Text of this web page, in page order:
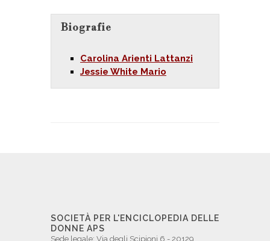
Biografie
Carolina Arienti Lattanzi
Jessie White Mario
SOCIETÀ PER L'ENCICLOPEDIA DELLE
DONNE APS
Sede legale: Via degli Scipioni 6 - 20129